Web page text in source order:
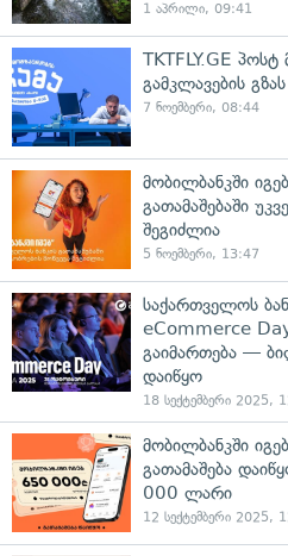
1 აპრილი, 09:41
TKTFLY.GE
გამკლავების
7 ნოემბერი, 08:44
მობილბანკში
გათამაშებაში
შეგიძლია
5 ნოემბერი, 13:47
საქართველოს
eCommerce
გაიმართება —
დაიწყო
18 სექტემბერი 2025,
მობილბანკში
გათამაშება
000 ლარი
12 სექტემბერი 2025,